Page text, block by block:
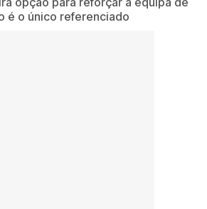
é o único referenciado